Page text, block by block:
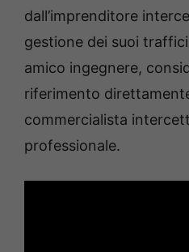
dall’imprenditore
gestione dei suoi
amico ingegnere,
riferimento
commercialista
professionale.